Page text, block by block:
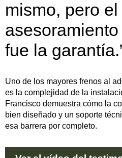
mismo, pero el
fue la
Uno de los mayores frenos al
es la complejidad de la
Francisco demuestra cómo la
bien diseñado y un soporte
esa barrera por completo.